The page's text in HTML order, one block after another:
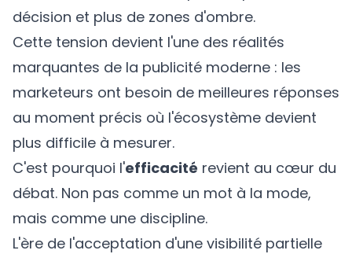
décision et plus de zones d'ombre.
Cette tension devient l'une des réalités
marquantes de la publicité moderne : les
marketeurs ont besoin de meilleures réponses
au moment précis où l'écosystème devient
plus difficile à mesurer.
C'est pourquoi l'efficacité revient au cœur du
débat. Non pas comme un mot à la mode,
mais comme une discipline.
L'ère de l'acceptation d'une visibilité partielle